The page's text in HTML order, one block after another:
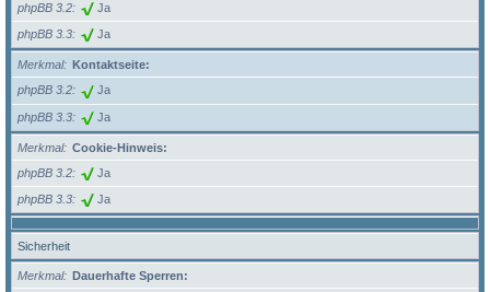
phpBB 3.2
Ja
phpBB 3.3 Ja
Merkmal
Kontaktseite:
phpBB 3.2
Ja
phpBB 3.3 Ja
Merkmal
Cookie-Hinweis:
phpBB 3.2
Ja
phpBB 3.3 Ja
Sicherheit
Merkmal
Dauerhafte Sperren: